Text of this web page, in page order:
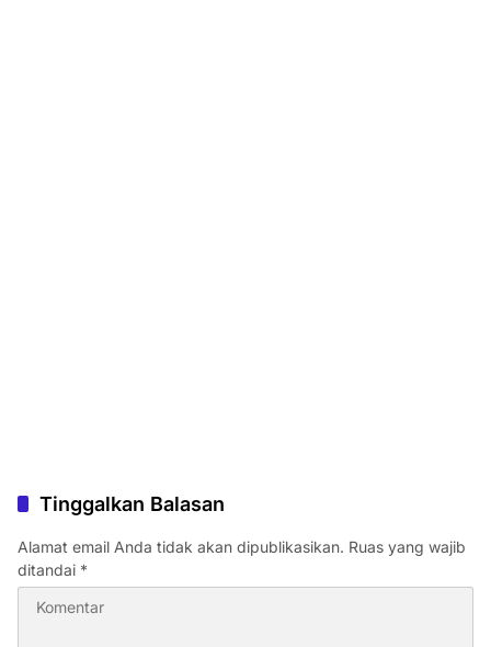
Tinggalkan Balasan
Alamat email Anda tidak akan dipublikasikan. Ruas yang wajib
ditandai *